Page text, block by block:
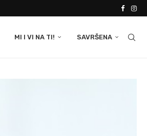
MI I VI NA TI! SAVRŠENA